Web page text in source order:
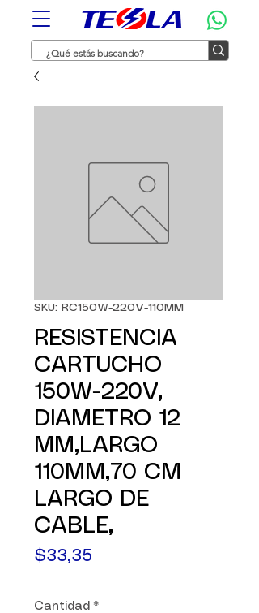
SKU: RC150W-220V-110MM
RESISTENCIA
CARTUCHO
150W-220V,
DIAMETRO 12
MM,LARGO
110MM,70 CM
LARGO DE
CABLE,
$33,35
Cantidad *